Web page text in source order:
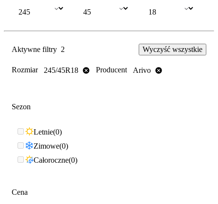
Aktywne filtry 2 Wyczyść wszystkie
Rozmiar 245/45R18 Producent Arivo
Sezon
Letnie 0
Zimowe 0
Całoroczne 0
Cena